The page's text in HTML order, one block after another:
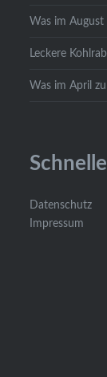
Was im
Leckere
Was im April
Datenschutz
Impressum